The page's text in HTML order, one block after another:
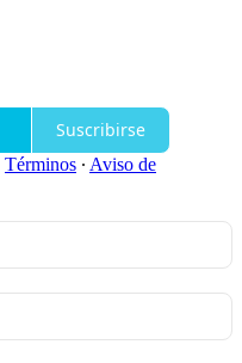
Suscribirse
Términos ∙ Aviso de